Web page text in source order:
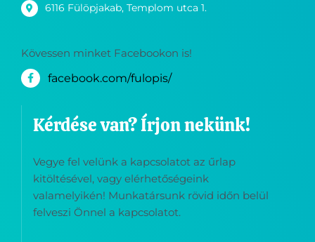
6116 Fülöpjakab, Templom utca 1.
Kövessen minket Facebookon is!
facebook.com/fulopis/
Kérdése van? Írjon nekünk!
Vegye fel velünk a kapcsolatot az űrlap
kitöltésével, vagy elérhetőségeink
valamelyikén! Munkatársunk rövid időn belül
felveszi Önnel a kapcsolatot.